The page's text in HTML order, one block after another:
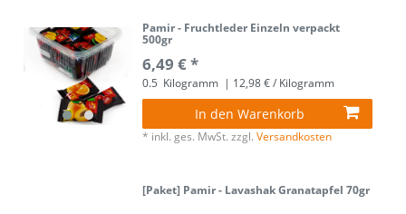
Pamir - Fruchtleder Einzeln verpackt
500gr
6,49 € *
0.5 Kilogramm | 12,98 € / Kilogramm
In den Warenkorb
* inkl. ges. MwSt. zzgl.Versandkosten
[Paket] Pamir - Lavashak Granatapfel 70gr